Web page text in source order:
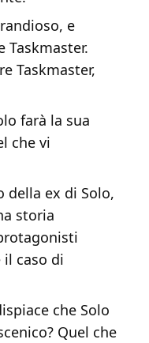
e
Taskmaster.
Taskmaster,
farà la sua
che vi
della ex di Solo,
storia
il caso di
che Solo
Quel che